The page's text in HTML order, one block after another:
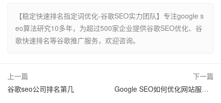
【稳定快速排名指定词优化-谷歌SEO实力团队】专注google s
eo算法研究10多年，为超过500家企业提供谷歌SEO优化、谷
歌快速排名等谷歌推广服务，欢迎咨询。
上一篇
谷歌seo公司排名第几
下一篇
Google SEO如何优化网站服务器配置